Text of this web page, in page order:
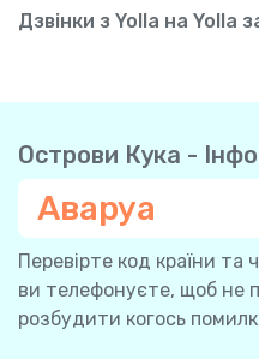
Дзвінки з Yolla на Yolla
Острови Кука -
Аваруа
Перевірте код країни та
ви телефонуєте, щоб не
розбудити когось